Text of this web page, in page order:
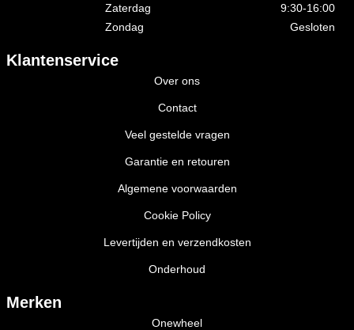
Zaterdag
9:30-16:00
Zondag
Gesloten
Klantenservice
Over ons
Contact
Veel gestelde vragen
Garantie en retouren
Algemene voorwaarden
Cookie Policy
Levertijden en verzendkosten
Onderhoud
Merken
Onewheel